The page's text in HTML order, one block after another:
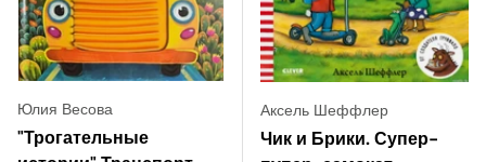
Юлия Весова
"Трогательные
Аксель Шеффлер
Чик и Брики. Супер-